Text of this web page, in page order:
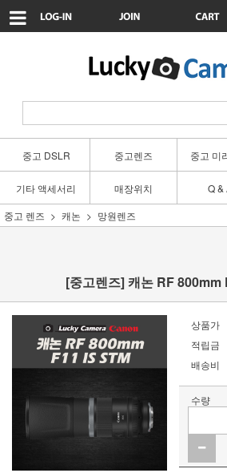
중고 DSLR 중고렌즈 중고 미
기타 액세서리 매장위치
Q &
중고 렌즈
캐논 망원렌즈
[중고렌즈] 캐논 RF 800mm
상품가
적립금
배송비
수량